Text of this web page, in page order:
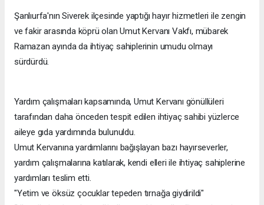
Şanlıurfa'nın Siverek ilçesinde yaptığı hayır hizmetleri ile zengin
ve fakir arasında köprü olan Umut Kervanı Vakfı, mübarek
Ramazan ayında da ihtiyaç sahiplerinin umudu olmayı
sürdürdü.
Yardım çalışmaları kapsamında, Umut Kervanı gönüllüleri
tarafından daha önceden tespit edilen ihtiyaç sahibi yüzlerce
aileye gıda yardımında bulunuldu.
Umut Kervanına yardımlarını bağışlayan bazı hayırseverler,
yardım çalışmalarına katılarak, kendi elleri ile ihtiyaç sahiplerine
yardımları teslim etti.
"Yetim ve öksüz çocuklar tepeden tırnağa giydirildi"